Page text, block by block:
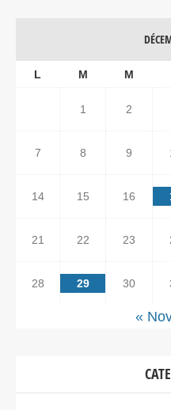
L M M
1 2
7 8 9
14 15 16
21 22 23
28 29 30
«